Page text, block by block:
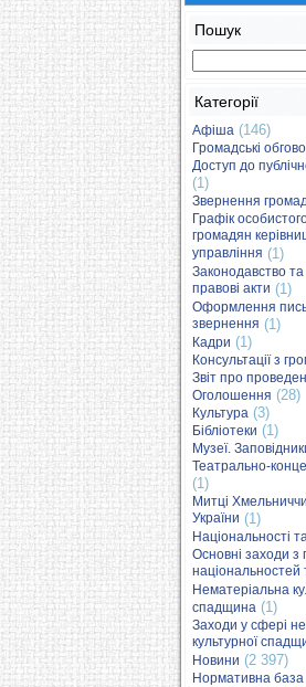
Пошук
Категорії
Афіша (146)
Громадські
Доступ до
(1)
Звернення
Графік
громадян
управління (1)
Законодавство
правові акти (1)
Оформлення
звернення (1)
Кадри (1)
Консультації з
Звіт про
Оголошення (28)
Культура (3)
Бібліотеки (1)
Музеї.
Театрально-
(1)
Митці
України (1)
Національності та
Основні заходи з
національностей
Нематеріальна
спадщина (1)
Заходи у сфері
культурної
Новини (2 397)
Нормативна база